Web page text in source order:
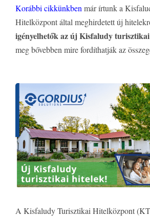
Korábbi cikkünkben már írtunk a
Hitelközpont által meghirdetett új
igényelhetők az új Kisfaludy
meg bővebben mire fordíthatják az
A Kisfaludy Turisztikai Hitelközpont